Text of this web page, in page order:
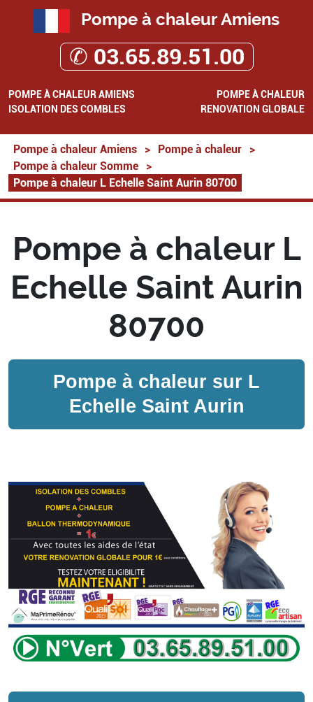
Pompe à chaleur Amiens
✆ 03.65.89.51.00
POMPE À CHALEUR AMIENS
POMPE À CHALEUR
ISOLATION DES COMBLES
RENOVATION GLOBALE
Pompe à chaleur Amiens > Pompe à chaleur
>
Pompe à chaleur Somme
>
Pompe à chaleur L Echelle Saint Aurin 80700
Pompe à chaleur L
Echelle Saint Aurin
80700
Pompe à chaleur sur L
Echelle Saint Aurin